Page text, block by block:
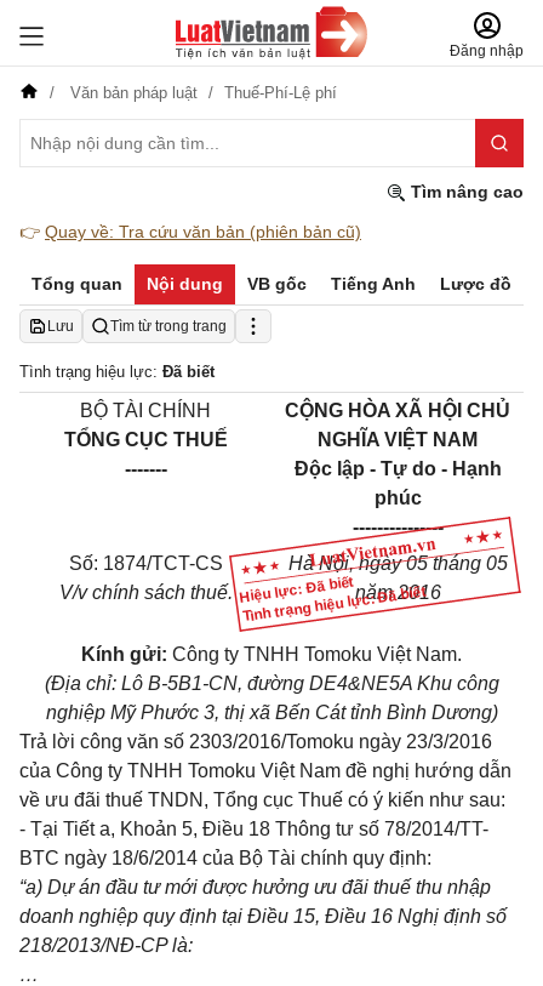
Đăng nhập
Văn bản pháp luật Thuế-Phí-Lệ phí
Tìm nâng cao
👉 Quay về: Tra cứu văn bản (phiên bản cũ)
Tổng quan Nội dung VB gốc Tiếng Anh Lược đồ
Lưu Tìm từ trong trang
Tình trạng hiệu lực: Đã biết
Hiệu lực: Đã biết
Tình trạng hiệu lực: Đã biết
BỘ TÀI CHÍNH
TỔNG CỤC THUẾ
-------
CỘNG HÒA XÃ HỘI CHỦ
NGHĨA VIỆT NAM
Độc lập - Tự do - Hạnh
phúc
---------------
Số: 1874/TCT-CS
V/vchính sách thuế.
Hà Nội, ngày05tháng 05
năm2016
Kính gửi: Công ty TNHH Tomoku Việt Nam.
(Địa chỉ: Lô B-5B1-CN, đường DE4&NE5A Khu công
nghiệp Mỹ Phước 3, thị xã Bến Cát tỉnh Bình Dương)
Trả lời công văn số 2303/2016/Tomoku ngày 23/3/2016
của Công ty TNHH Tomoku Việt Nam đề nghị hướng dẫn
về ưu đãi thuế TNDN, Tổng cục Thuế có ý kiến như sau:
- Tại Tiết a, Khoản 5, Điều 18 Thông tư số 78/2014/TT-
BTC ngày 18/6/2014 của Bộ Tài chính quy định:
“a) Dự án đầu tư mới được hưởng ưu đãi thuế thu nhập
doanh nghiệp quy định tại Điều 15, Điều 16 Nghị định số
218/2013/NĐ-CPlà:
…